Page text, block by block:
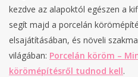
kezdve az alapoktól egészen a
segít majd a porcelán
elsajátításában, és növeli
világában: Porcelán köröm –
körömépítésről tudnod kell.